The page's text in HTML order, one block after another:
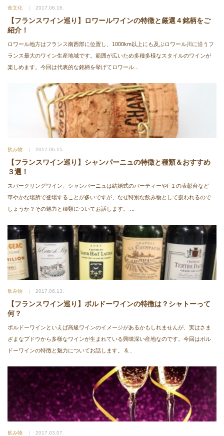
食文化 2017.06.16.
【フランスワイン巡り】ロワールワインの特徴と厳選４銘柄をご
紹介！
ロワール地方はフランス南西部に位置し、1000km以上にも及ぶロワール川に沿うフ
ランス最大のワイン生産地域です。範囲が広いため多種多様なスタイルのワインが
楽しめます。今回は代表的な銘柄を挙げてロワール...
飲み物 2017.06.15.
【フランスワイン巡り】シャンパーニュの特徴と種類＆おすすめ
３選！
スパークリングワイン、シャンパーニュは結婚式のパーティーやF１の表彰台など
華やかな場所で登場することが多いですが、なぜ特別な飲み物として扱われるので
しょうか？その魅力と種類についてお話します。 ...
飲み物 2017.06.13.
【フランスワイン巡り】ボルドーワインの特徴は？シャトーって
何？
ボルドーワインといえば高級ワインのイメージがあるかもしれませんが、実はさま
ざまなブドウから多様なワインが生まれている興味深い産地なのです。今回はボル
ドーワインの特徴と魅力についてお話します。 &...
飲み物 2017.03.07.